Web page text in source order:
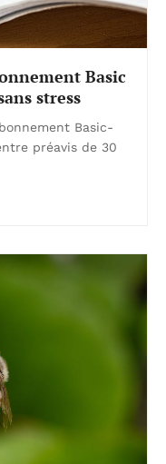
Basic
stress
Basic-
préavis de 30